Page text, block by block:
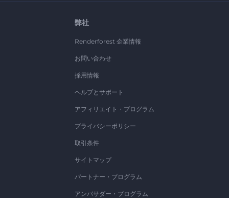
弊社
Renderforest 企業情報
お問い合わせ
採用情報
ヘルプとサポート
アフィリエイト・プログラム
プライバシーポリシー
取引条件
サイトマップ
パートナー・プログラム
アンバサダー・プログラム